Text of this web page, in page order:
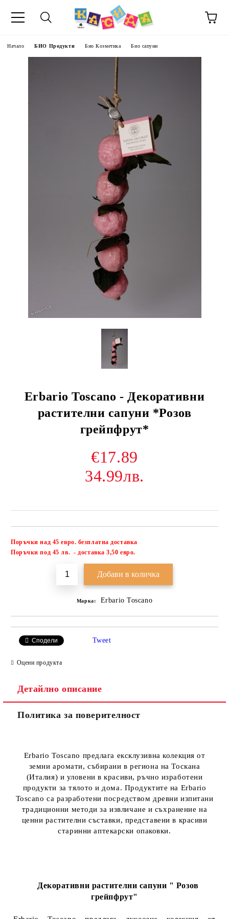
Начало БИО Продукти Био Козметика Био сапуни
Erbario Toscano - Декоративни
растителни сапуни *Розов
грейпфрут*
€17.89
34.99лв.
Поръчки над 45 евро. безплатна доставка
Поръчки под 45 лв. - доставка 3,50 евро.
Марка: Erbario Toscano
Сподели Tweet
Оцени продукта
Детайлно описание
Политика за поверителност
Erbario Toscano предлага ексклузивна колекция от
земни аромати, събирани в региона на Тоскана
(Италия) и уловени в красиви, ръчно изработени
продукти за тялото и дома. Продуктите на Erbario
Toscano са разработени посредством древни изпитани
традиционни методи за извличане и съхранение на
ценни растителни съставки, представени в красиви
старинни аптекарски опаковки.
Декоративни растителни сапуни " Розов
грейпфрут"